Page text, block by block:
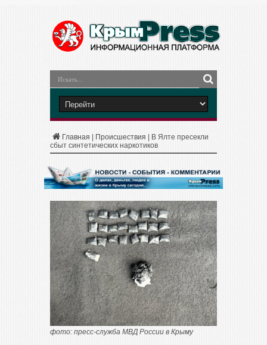
Главная Происшествия
В Ялте пресекли
сбыт синтетических наркотиков
фото: пресс-служба МВД России в Крыму